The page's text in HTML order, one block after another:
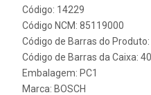
Código: 14229
Código NCM: 85119000
Código de Barras do
Código de Barras da Caixa:
Embalagem: PC1
Marca: BOSCH